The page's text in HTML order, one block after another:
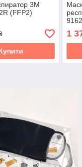
3М
(FFP2)
15
1